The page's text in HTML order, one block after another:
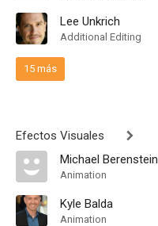
Lee Unkrich
Additional Editing
15 más
Efectos Visuales
Michael Berenstein
Animation
Kyle Balda
Animation